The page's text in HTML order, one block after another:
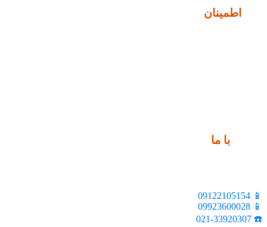
اطمینان
با ما
📱 09122105154
📱 09923600028
☎️ 021-33920307